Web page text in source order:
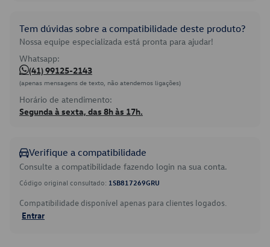
Tem dúvidas sobre a compatibilidade deste produto?
Nossa equipe especializada está pronta para ajudar!
Whatsapp:
(41) 99125-2143
(apenas mensagens de texto, não atendemos ligações)
Horário de atendimento:
Segunda à sexta, das 8h às 17h.
Verifique a compatibilidade
Consulte a compatibilidade fazendo login na sua conta.
Código original consultado: 1SB817269GRU
Compatibilidade disponível apenas para clientes logados.
Entrar